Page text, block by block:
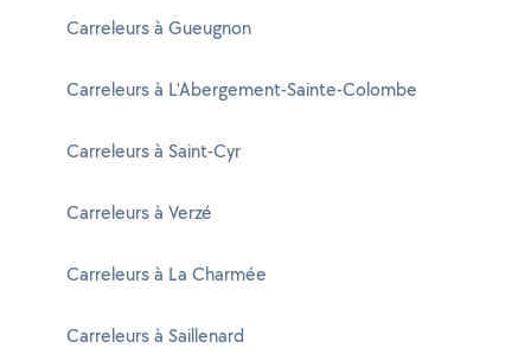
Carreleurs à Gueugnon
Carreleurs à L'Abergement-Sainte-Colombe
Carreleurs à Saint-Cyr
Carreleurs à Verzé
Carreleurs à La Charmée
Carreleurs à Saillenard